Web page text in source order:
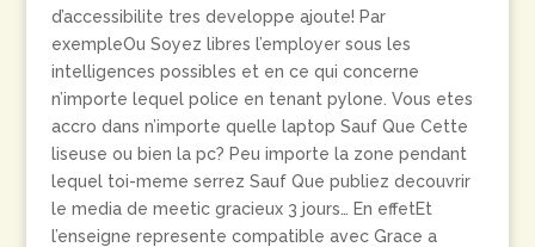
d’accessibilite tres developpe ajoute! Par
exempleOu Soyez libres l’employer sous les
intelligences possibles et en ce qui concerne
n’importe lequel police en tenant pylone. Vous etes
accro dans n’importe quelle laptop Sauf Que Cette
liseuse ou bien la pc? Peu importe la zone pendant
lequel toi-meme serrez Sauf Que publiez decouvrir
le media de meetic gracieux 3 jours… En effetEt
l’enseigne represente compatible avec Grace a